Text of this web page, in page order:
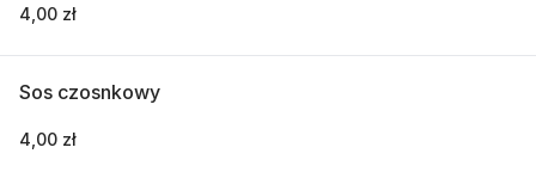
4,00 zł
Sos czosnkowy
4,00 zł